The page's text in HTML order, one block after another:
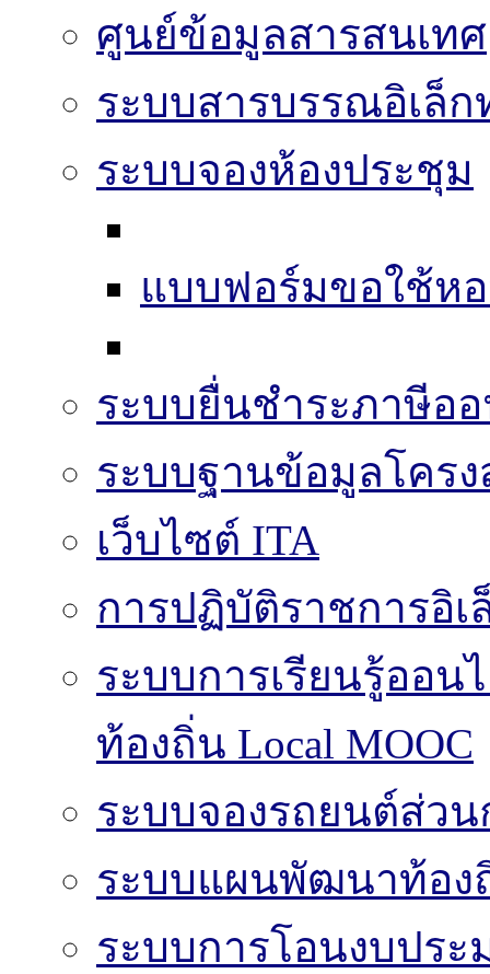
ศูนย์ข้อมูลสารสนเทศ
ระบบสารบรรณอิเล็
ระบบจองห้องประชุม
แบบฟอร์มขอใช้ห
ระบบยื่นชำระภาษีอ
ระบบฐานข้อมูลโคร
เว็บไซต์ ITA
การปฏิบัติราชการอิ
ระบบการเรียนรู้ออน
ท้องถิ่น Local MOOC
ระบบจองรถยนต์ส่วน
ระบบแผนพัฒนาท้อง
ระบบการโอนงบปร